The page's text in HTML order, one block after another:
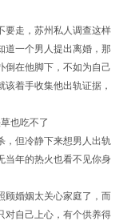
走，苏州私人调查这样
道一个男人提出离婚，那
倒在他脚下，不如为自己
着手收集他出轨证据，
也吃不了
但冷静下来想男人出轨
当年的热火也看不见你身
婚姻太关心家庭了，而
对自己上心，有个供养得